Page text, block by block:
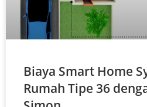
Biaya Smart Home
Rumah Tipe 36